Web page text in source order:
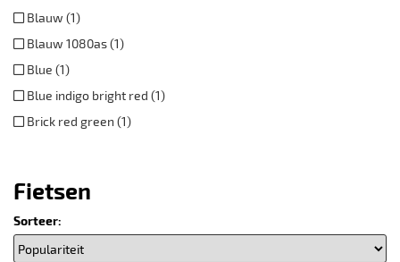
Blauw (1)
Blauw 1080as (1)
Blue (1)
Blue indigo bright red (1)
Brick red green (1)
Fietsen
Sorteer: